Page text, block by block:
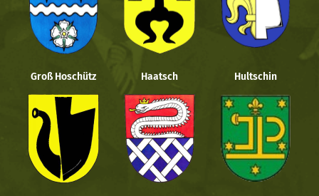
Groß Hoschütz Haatsch Hultschin